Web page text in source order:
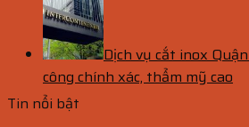
Dịch vụ cắt inox
công chính xác, thẩm mỹ cao
Tin nổi bật